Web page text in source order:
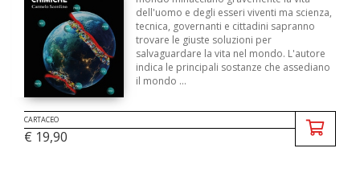
dell'uomo e degli esseri viventi ma scienza,
tecnica, governanti e cittadini sapranno
trovare le giuste soluzioni per
salvaguardare la vita nel mondo. L'autore
indica le principali sostanze che assediano
il mondo ...
CARTACEO
€ 19,90